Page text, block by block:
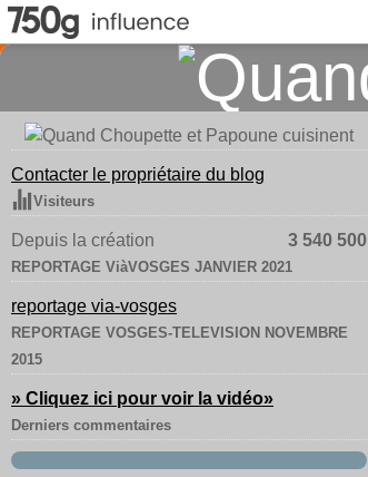
Contacter le propriétaire du blog
Visiteurs
Depuis la création 3 540 500
REPORTAGE ViàVOSGES JANVIER 2021
reportage via-vosges
REPORTAGE VOSGES-TELEVISION NOVEMBRE
2015
» Cliquez ici pour voir la vidéo»
Derniers commentaires